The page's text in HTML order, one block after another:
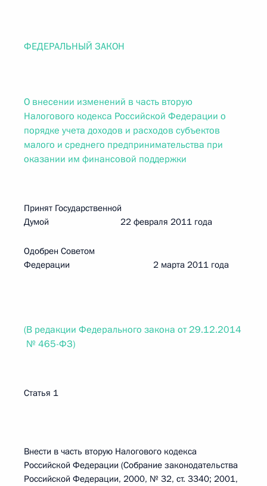
ФЕДЕРАЛЬНЫЙ ЗАКОН
О внесении изменений в часть вторую
Налогового кодекса Российской Федерации о
порядке учета доходов и расходов субъектов
малого и среднего предпринимательства при
оказании им финансовой поддержки
Принят Государственной
Думой 22 февраля 2011 года
Одобрен Советом
Федерации 2 марта 2011 года
(В редакции Федерального закона от 29.12.2014
№ 465-ФЗ)
Статья 1
Внести в часть вторую Налогового кодекса
Российской Федерации (Собрание законодательства
Российской Федерации, 2000, № 32, ст. 3340; 2001,